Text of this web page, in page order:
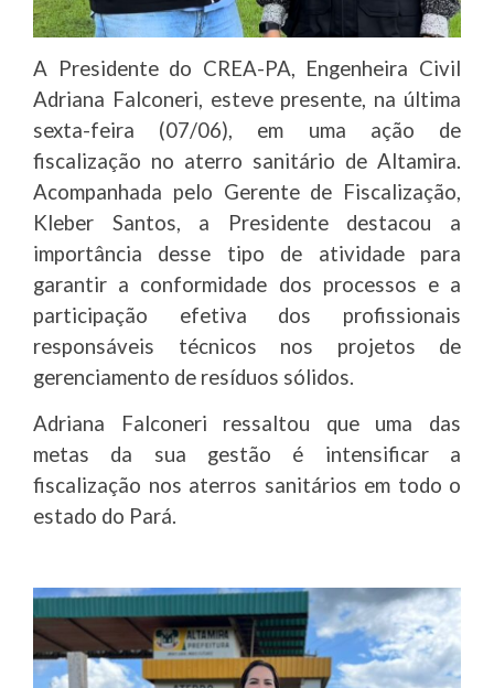
A Presidente do CREA-PA, Engenheira Civil
Adriana Falconeri, esteve presente, na última
sexta-feira (07/06), em uma ação de
fiscalização no aterro sanitário de Altamira.
Acompanhada pelo Gerente de Fiscalização,
Kleber Santos, a Presidente destacou a
importância desse tipo de atividade para
garantir a conformidade dos processos e a
participação efetiva dos profissionais
responsáveis técnicos nos projetos de
gerenciamento de resíduos sólidos.
Adriana Falconeri ressaltou que uma das
metas da sua gestão é intensificar a
fiscalização nos aterros sanitários em todo o
estado do Pará.